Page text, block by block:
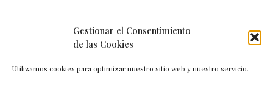
Gestionar el Consentimiento
de las Cookies
Utilizamos cookies para optimizar nuestro sitio web y nuestro servicio.